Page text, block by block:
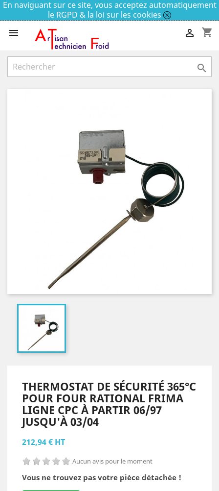
En naviguant sur ce site, vous acceptez automatiquement
le RGPD & la loi sur les cookies
 shopping_cart


THERMOSTAT DE SÉCURITÉ 365°C
POUR FOUR RATIONAL FRIMA
LIGNE CPC À PARTIR 06/97
JUSQU'À 03/04
212,94 € HT
Aucun avis pour le moment
Vous ne trouvez pas votre pièce détachée !